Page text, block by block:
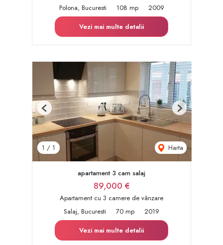
Polona, Bucuresti
108 mp
2009
Vezi mai multe detalii
1 / 1 Harta
Previous Next
apartament 3 cam salaj
89,000 €
Apartament cu 3 camere de vânzare
Salaj, Bucuresti
70 mp
2019
Vezi mai multe detalii